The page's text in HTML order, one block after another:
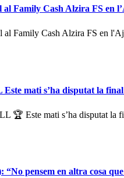
al Family Cash Alzira FS en
al Family Cash Alzira FS en
mati s’ha disputat la
🏆 Este mati s’ha disputat la
pensem en altra cosa